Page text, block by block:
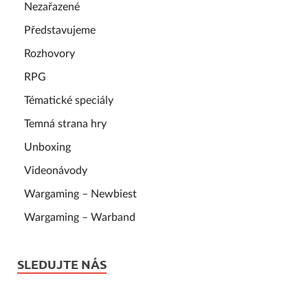
Nezařazené
Představujeme
Rozhovory
RPG
Tématické speciály
Temná strana hry
Unboxing
Videonávody
Wargaming – Newbiest
Wargaming – Warband
SLEDUJTE NÁS